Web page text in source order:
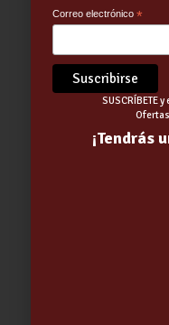
BOMBILLA
5.56€
Correo electrónico*
SUSCRÍBETE
¡Tendrás